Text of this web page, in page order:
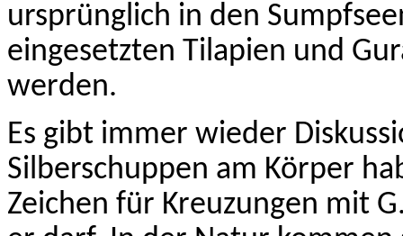
ursprünglich in den
eingesetzten Tilapien und
werden.
Es gibt immer wieder
Silberschuppen am Körper
Zeichen für Kreuzungen mit